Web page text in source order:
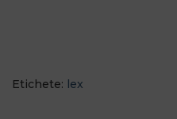
Etichete: lex